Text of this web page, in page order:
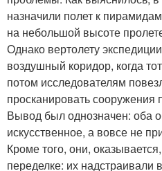
назначили полет к
на небольшой высоте
Однако вертолету
воздушный коридор, когда
потом исследователям
просканировать
Вывод был однозначен: оба
искусственное, а вовсе не
Кроме того, они,
переделке: их